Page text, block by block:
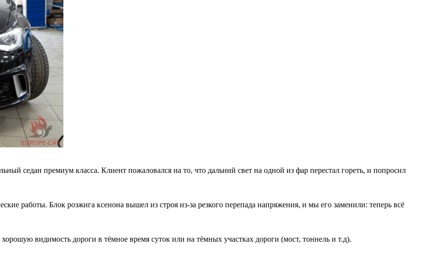
седан премиум класса. Клиент пожаловался на то, что дальний свет на одной из фар перестал гореть, и попросил
работы. Блок розжига ксенона вышел из строя из-за резкого перепада напряжения, и мы его заменили: теперь всё
видимость дороги в тёмное время суток или на тёмных участках дороги (мост, тоннель и т.д).